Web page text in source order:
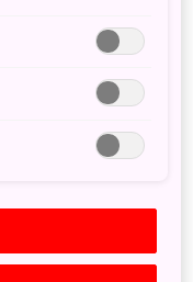
聖之
道
，發掘大